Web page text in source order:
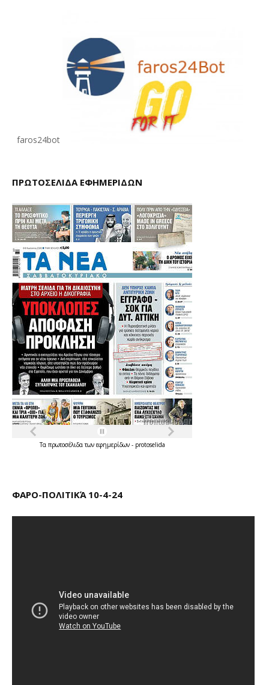
faros24bot
ΠΡΩΤΟΣΕΛΙΔΑ ΕΦΗΜΕΡΙΔΩΝ
Τα πρωτοσέλιδατων εφημερίδων - protoselida
ΦΑΡΟ-ΠΟΛΙΤΙΚΆ 10-4-24